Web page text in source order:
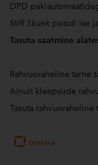
DPD
Stiff Skunk poodi ise
Tasuta saatmine
Rahvusvaheline tarne
Ainult kleepsude
Tasuta